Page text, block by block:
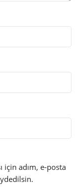
için adım, e-posta